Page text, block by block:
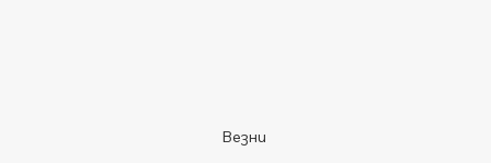
Везни